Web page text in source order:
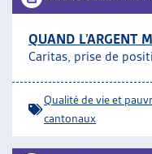
QUAND L’ARGENT
Caritas, prise de
Qualité de vie et
cantonaux